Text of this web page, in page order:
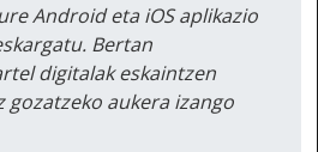
Android eta iOS aplikazio
Bertan
digitalak eskaintzen
gozatzeko aukera izango